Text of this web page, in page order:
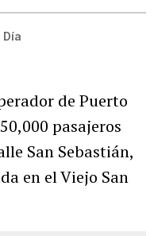
de Puerto
pasajeros
San Sebastián,
en el Viejo San